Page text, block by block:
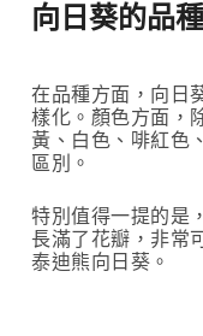
向日葵的品
在品種方面，向日
樣化。顏色方面，
黃、白色、啡紅色
區別。
特別值得一提的是
長滿了花瓣，非常
泰迪熊向日葵。